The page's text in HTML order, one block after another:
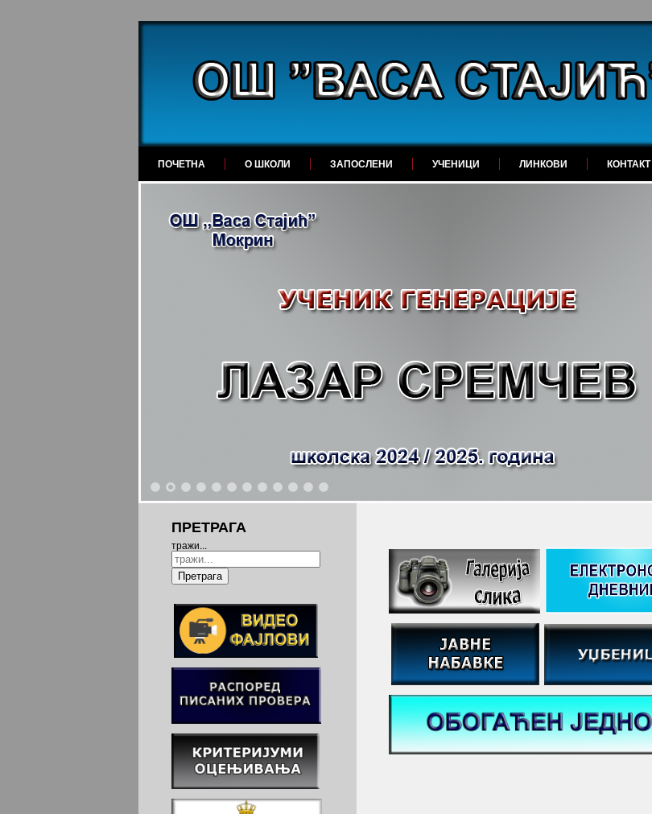
ПОЧЕТНА О ШКОЛИ ЗАПОСЛЕНИ УЧЕНИЦИ ЛИНКОВИ КОНТАКТ
ПРЕТРАГА
тражи...
Претрага